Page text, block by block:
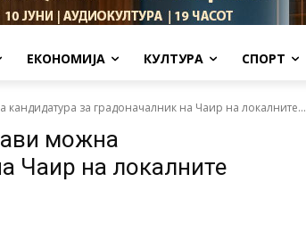
ЕКОНОМИЈА КУЛТУРА СПОРТ
за градоначалник на Чаир на локалните...
можна
Чаир на локалните